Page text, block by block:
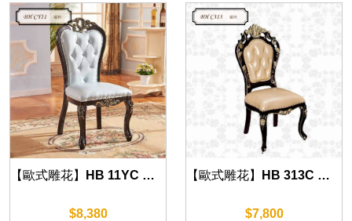
【歐式雕花】HB 11YC 餐椅(沉穩黑)
$8,380
【歐式雕花】HB 313C 餐椅(沉穩黑)
$7,800